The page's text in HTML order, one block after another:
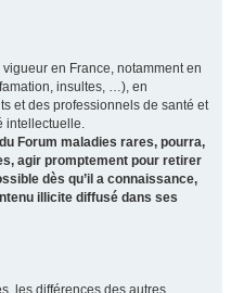
en France, notamment en
insultes, …), en
et des professionnels de santé et
intellectuelle.
Forum maladies rares, pourra,
agir promptement pour retirer
dès qu’il a connaissance,
illicite diffusé dans ses
les différences des autres